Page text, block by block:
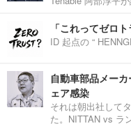
「これってゼロ
ID 起点の “
自動車部品メー
ェア感染
それは朝出社して
た。NITTAN vs ラ